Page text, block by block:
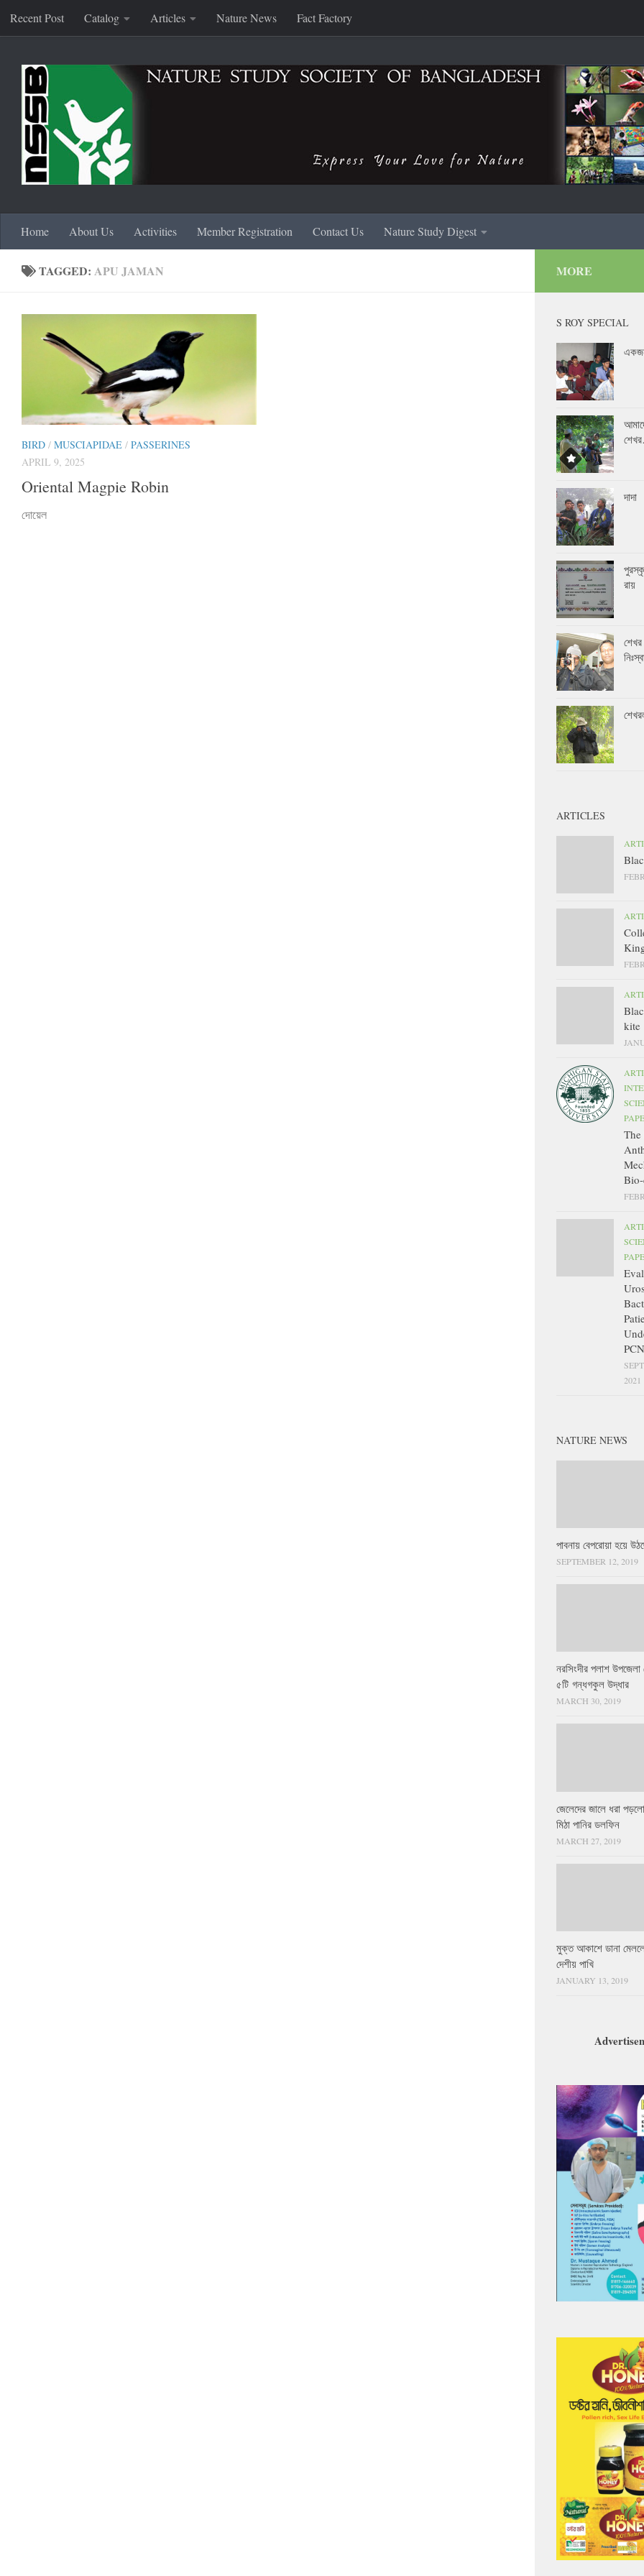
Skip to content
Recent Post Catalog Articles Nature News Fact Factory
Home About Us Activities Member Registration Contact Us Nature Study Digest
TAGGED: APU JAMAN
BIRD / MUSCIAPIDAE / PASSERINES
APRIL 9, 2025
Oriental Magpie Robin
দোয়েল
MORE
S ROY SPECIAL
দাদা
রায়
ARTICLES
kite
2021
NATURE NEWS
পাবনায় বেপরোয়া হয়ে
SEPTEMBER 12, 2019
নরসিংদীর পলাশ উপজেলা
৫টি গন্ধগকুল উদ্ধার
MARCH 30, 2019
জেলেদের জালে ধরা
মিঠা পানির ডলফিন
MARCH 27, 2019
মুক্ত আকাশে ডানা
দেশীয় পাখি
JANUARY 13, 2019